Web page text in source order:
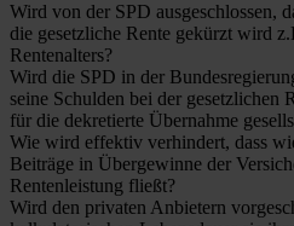
Wird von der SPD ausgeschlossen,
die gesetzliche Rente gekürzt wird
Rentenalters?
Wird die SPD in der
seine Schulden bei der gesetzlichen
für die dekretierte Übernahme
Wie wird effektiv verhindert, dass
Beiträge in Übergewinne der
Rentenleistung fließt?
Wird den privaten Anbietern